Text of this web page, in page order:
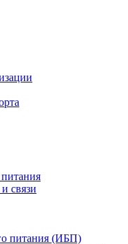
связи
питания (ИБП)